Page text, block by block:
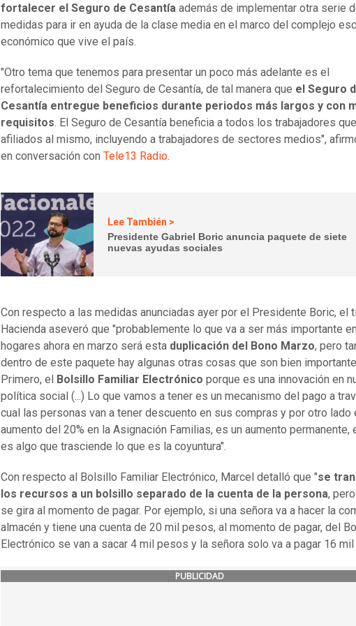
fortalecer el Seguro de Cesantía además de implementar otra serie
medidas para ir en ayuda de la clase media en el marco del complejo
económico que vive el país.
"Otro tema que tenemos para presentar un poco más adelante es el
refortalecimiento del Seguro de Cesantía, de tal manera que el Seguro
Cesantía entregue beneficios durante periodos más largos y con
requisitos. El Seguro de Cesantía beneficia a todos los trabajadores
afiliados al mismo, incluyendo a trabajadores de sectores medios",
en conversación con Tele13 Radio.
Lee También >
Presidente Gabriel Boric anuncia paquete de siete
nuevas ayudas sociales
Con respecto a las medidas anunciadas ayer por el Presidente Boric, el
Hacienda aseveró que "probablemente lo que va a ser más importante
hogares ahora en marzo será esta duplicación del Bono Marzo, pero
dentro de este paquete hay algunas otras cosas que son bien
Primero, el
Bolsillo Familiar Electrónico porque es una innovación en
política social (...) Lo que vamos a tener es un mecanismo del pago a
cual las personas van a tener descuento en sus compras y por otro lado
aumento del 20% en la Asignación Familias, es un aumento permanente,
es algo que trasciende lo que es la coyuntura".
Con respecto al Bolsillo Familiar Electrónico, Marcel detalló que "se
los recursos a un bolsillo separado de la cuenta de la persona,
se gira al momento de pagar. Por ejemplo, si una señora va a hacer la
almacén y tiene una cuenta de 20 mil pesos, al momento de pagar, del
Electrónico se van a sacar 4 mil pesos y la señora solo va a pagar 16
PUBLICIDAD